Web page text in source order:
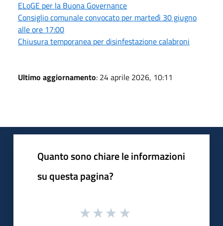
ELoGE per la Buona Governance
Consiglio comunale convocato per martedì 30 giugno
alle ore 17:00
Chiusura temporanea per disinfestazione calabroni
Ultimo aggiornamento: 24 aprile 2026, 10:11
Quanto sono chiare le informazioni
su questa pagina?